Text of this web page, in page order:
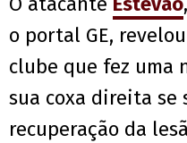
o portal GE,
clube que fez uma
sua coxa direita se
recuperação da